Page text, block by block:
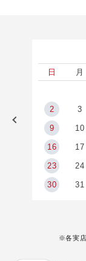
日 月
2 3
9 10
16 17
23 24
30 31
※各実